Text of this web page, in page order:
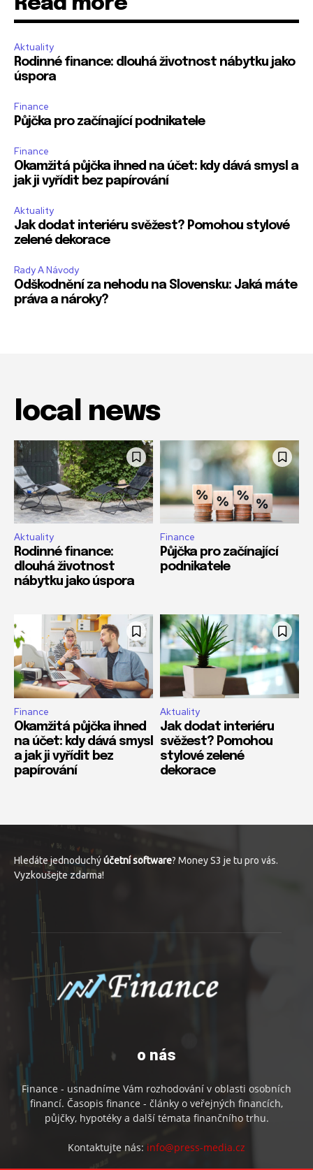
Aktuality
Rodinné finance: dlouhá životnost nábytku jako
úspora
Finance
Půjčka pro začínající podnikatele
Finance
Okamžitá půjčka ihned na účet: kdy dává smysl a
jak ji vyřídit bez papírování
Aktuality
Jak dodat interiéru svěžest? Pomohou stylové
zelené dekorace
Rady A Návody
Odškodnění za nehodu na Slovensku: Jaká máte
práva a nároky?
local news
Aktuality
Rodinné finance:
dlouhá životnost
nábytku jako úspora
Finance
Půjčka pro začínající
podnikatele
Finance
Okamžitá půjčka ihned
na účet: kdy dává smysl
a jak ji vyřídit bez
papírování
Aktuality
Jak dodat interiéru
svěžest? Pomohou
stylové zelené
dekorace
Hledáte jednoduchýúčetní software? Money S3 je tu pro vás.
Vyzkoušejte zdarma!
o nás
Finance - usnadníme Vám rozhodování v oblasti osobních
financí. Časopis finance - články o veřejných financích,
půjčky, hypotéky a další témata finančního trhu.
Kontaktujte nás: info@press-media.cz